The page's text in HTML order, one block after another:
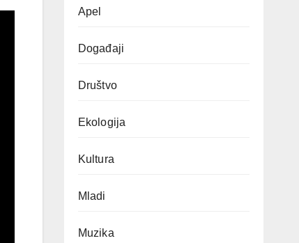
Apel
Događaji
Društvo
Ekologija
Kultura
Mladi
Muzika